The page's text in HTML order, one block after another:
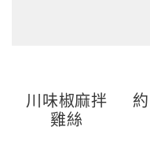
川味椒麻拌
雞絲